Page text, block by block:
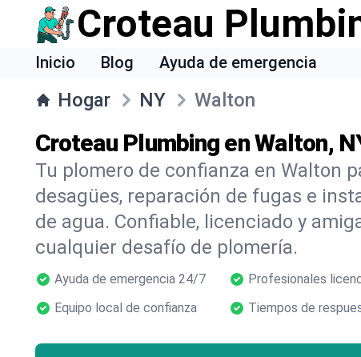
Croteau
Inicio Blog Ayuda de emergencia
Hogar NY Walton
Croteau Plumbing en Walton,
Tu plomero de confianza en Walton
desagües, reparación de fugas e
de agua. Confiable, licenciado y
cualquier desafío de plomería.
Ayuda de emergencia 24/7 Profesionales
Equipo local de confianza
Tiempos de